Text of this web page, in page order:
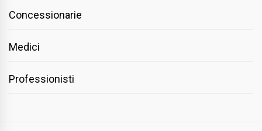
Concessionarie
Medici
Professionisti